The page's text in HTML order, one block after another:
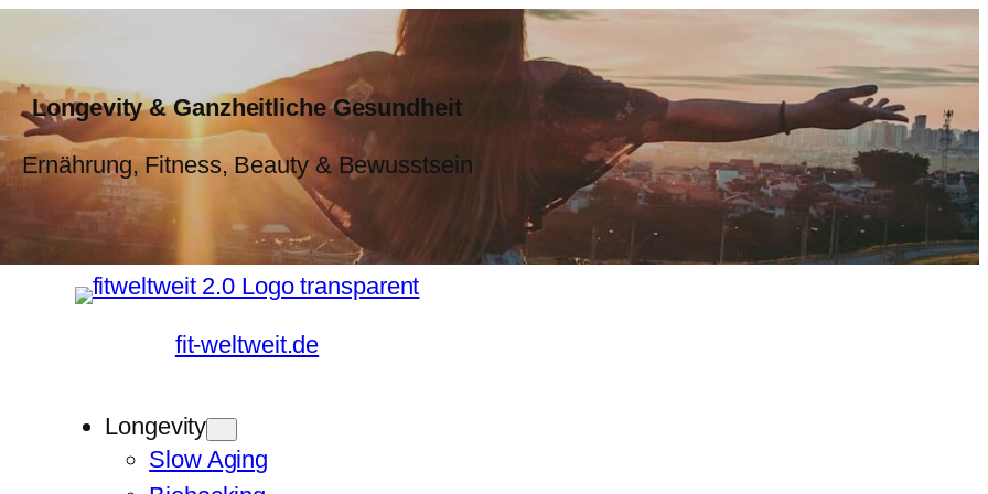
Longevity & Ganzheitliche Gesundheit
Ernährung, Fitness, Beauty & Bewusstsein
fit-weltweit.de
Longevity
Slow Aging